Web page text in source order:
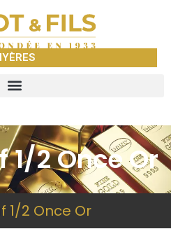
1/2 Once Or
1/2 Once Or